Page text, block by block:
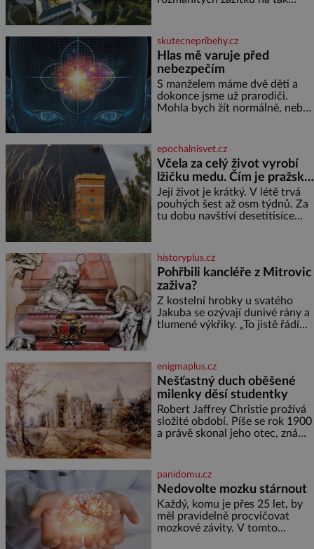
jediného dne můžete
nahlédnout do útrob jedné z
nejvýznamnějších vodních
elektráren v Evropě, vydat se na
horské hřebeny, projet se na
koloběžce a den zakončit
poznáváním památek ve
skutecnepribehy.cz
Hlas mě varuje před
nebezpečím
S manželem máme dvě děti a
dokonce jsme už prarodiči.
Mohla bych žít normálně, nebýt
mzdová účetní a konec měsíce
je pro mě vždy velice psychicky
náročným obdobím. Od té
chvíle, co máme vnoučata, mi
dcera čím dál častěji volá o
pomoc, co se hlídání týče. Dalo
by se
epochalnisvet.cz
Včela za celý život vyrobí
lžičku medu. Čím je pražský
med ze střech tak ceněný?
Její život je krátký. V létě trvá
pouhých šest až osm týdnů. Za
tu dobu navštíví desetitisíce
medu – zhruba jednu čajovou
lžičku. Sama o sobě se může
zdát bezvýznamná. Teprve když
se spojí s dalšími desítkami tisíc
příslušnic svého včelstva,
vznikne jeden z
nejdokonalejších organismů
historyplus.cz
Pohřbili kancléře z Mitrovic
zaživa?
Z kostelní hrobky u svatého
Jakuba se ozývají dunivé rány a
tlumené výkřiky. „To jistě řádí
nikdo neodvážil podzemní
hrobku otevřít a její poklop tak
raději jen skrápí svěcenou
vodou. Za několik dní divné
burácení skutečně ustane. Když
o mnoho let později hrobku
enigmaplus.cz
Nešťastný duch oběšené
milenky děsí studentky
Robert Jaffrey Christie prožívá
složité období. Píše se rok 1900
a právě skonal jeho otec, známý
ale doprovázena ohromným
dědictvím
panidomu.cz
Nedovolte mozku stárnout
Každý, komu je přes 25 let, by
měl pravidelně procvičovat
mozkové závity. V tomto